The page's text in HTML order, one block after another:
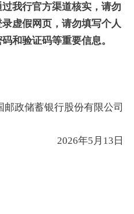
我行官方渠道核实，请勿
虚假网页，请勿填写个人
和验证码等重要信息。
邮政储蓄银行股份有限公司
2026年5月13日